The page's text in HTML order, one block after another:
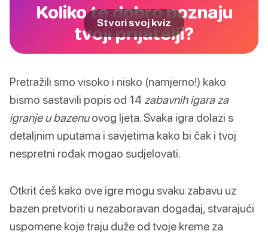
Koliko te dobro poznaju
tvoji prijatelji?
Stvori svoj kviz
Pretražili smo visoko i nisko (namjerno!) kako
bismo sastavili popis od 14 zabavnih igara za
igranje u bazenuovog ljeta. Svaka igra dolazi s
detaljnim uputama i savjetima kako bi čak i tvoj
nespretni rođak mogao sudjelovati.
Otkrit ćeš kako ove igre mogu svaku zabavu uz
bazen pretvoriti u nezaboravan događaj, stvarajući
uspomene koje traju duže od tvoje kreme za